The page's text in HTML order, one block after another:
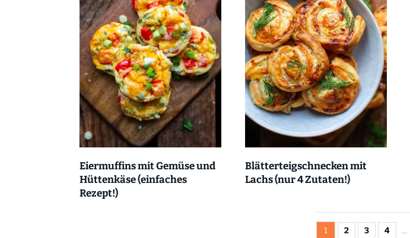
Eiermuffins mit Gemüse und
Hüttenkäse (einfaches
Rezept!)
Blätterteigschnecken mit
Lachs (nur 4 Zutaten!)
1 2 3 4 ...